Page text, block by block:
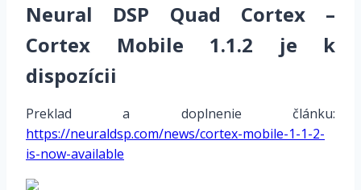
Neural DSP Quad Cortex –
Cortex Mobile 1.1.2 je k
dispozícii
Preklad a doplnenie článku:
https://neuraldsp.com/news/cortex-mobile-1-1-2-
is-now-available